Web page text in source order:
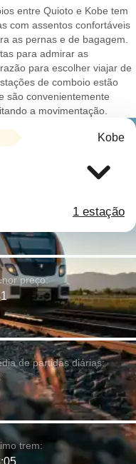
entre Quioto e Kobe tem
com assentos confortáveis
as pernas e de bagagem.
para admirar as
para escolher viajar de
de comboio estão
são convenientemente
a movimentação.
Kobe
1 estação
preço:
de partidas diárias:
trem: